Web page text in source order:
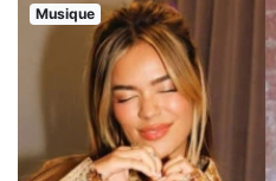
Musique